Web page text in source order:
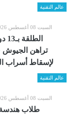
عالم التقنية
السبت 08 أغسطس 2026 11:53 مساءً
تراهن الجيوش
لإسقاط أسراب
عالم التقنية
السبت 08 أغسطس 2026 11:53 مساءً
طلاب هندسة